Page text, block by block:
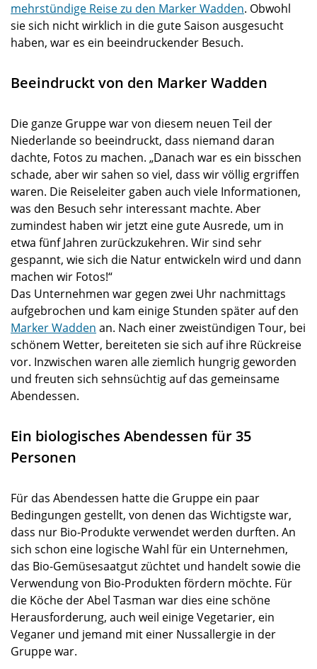
mehrstündige Reise zu den Marker Wadden. Obwohl
sie sich nicht wirklich in die gute Saison ausgesucht
haben, war es ein beeindruckender Besuch.
Beeindruckt von den Marker Wadden
Die ganze Gruppe war von diesem neuen Teil der
Niederlande so beeindruckt, dass niemand daran
dachte, Fotos zu machen. „Danach war es ein bisschen
schade, aber wir sahen so viel, dass wir völlig ergriffen
waren. Die Reiseleiter gaben auch viele Informationen,
was den Besuch sehr interessant machte. Aber
zumindest haben wir jetzt eine gute Ausrede, um in
etwa fünf Jahren zurückzukehren. Wir sind sehr
gespannt, wie sich die Natur entwickeln wird und dann
machen wir Fotos!“
Das Unternehmen war gegen zwei Uhr nachmittags
aufgebrochen und kam einige Stunden später auf den
Marker Wadden an. Nach einer zweistündigen Tour, bei
schönem Wetter, bereiteten sie sich auf ihre Rückreise
vor. Inzwischen waren alle ziemlich hungrig geworden
und freuten sich sehnsüchtig auf das gemeinsame
Abendessen.
Ein biologisches Abendessen für 35
Personen
Für das Abendessen hatte die Gruppe ein paar
Bedingungen gestellt, von denen das Wichtigste war,
dass nur Bio-Produkte verwendet werden durften. An
sich schon eine logische Wahl für ein Unternehmen,
das Bio-Gemüsesaatgut züchtet und handelt sowie die
Verwendung von Bio-Produkten fördern möchte. Für
die Köche der Abel Tasman war dies eine schöne
Herausforderung, auch weil einige Vegetarier, ein
Veganer und jemand mit einer Nussallergie in der
Gruppe war.